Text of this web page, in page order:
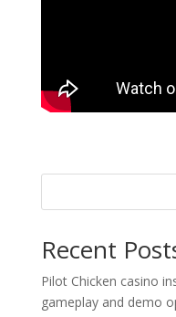
Recent
Pilot Chicken casino
gameplay and demo